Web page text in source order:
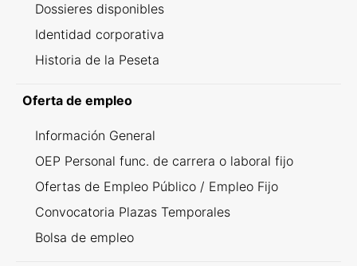
Dossieres disponibles
Identidad corporativa
Historia de la Peseta
Oferta de empleo
Información General
OEP Personal func. de carrera o laboral fijo
Ofertas de Empleo Público / Empleo Fijo
Convocatoria Plazas Temporales
Bolsa de empleo